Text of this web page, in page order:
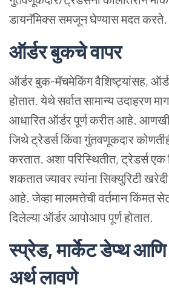
डायनॅमिक्ससमजूनघेण्यासमदतकरते.
ऑर्डरबुकचेवापर
ऑर्डरबुक-मॅचमेकिंगवैशिष्ट्यांसह,
होतात. येथेसर्वातसामान्यउदाहरण
आधारितऑर्डरपूर्णकरीतआहे.
जिथेट्रेडर्सकिंवागुंतवणूकदार
करतात. अशापरिस्थितीत, ट्रेडर्सएक
शकतातज्यावरत्यांनासिक्युरिटीखरेदी
आहे. जेव्हामालमत्तेचीवर्तमानकिंमत
दिलेल्याऑर्डरआपोआपपूर्णहोतात.
स्प्रेड, मार्केटडेप्थआणि
अर्थलावणे